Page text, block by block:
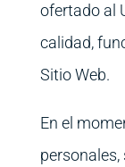
ofertado al
calidad,
Sitio Web.
En el